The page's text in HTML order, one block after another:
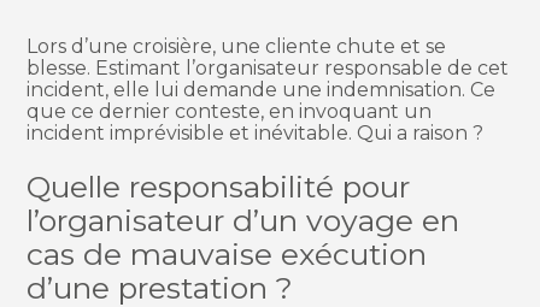
Lors d’une croisière, une cliente chute et se
blesse. Estimant l’organisateur responsable de cet
incident, elle lui demande une indemnisation. Ce
que ce dernier conteste, en invoquant un
incident imprévisible et inévitable. Qui a raison ?
Quelle responsabilité pour
l’organisateur d’un voyage en
cas de mauvaise exécution
d’une prestation ?